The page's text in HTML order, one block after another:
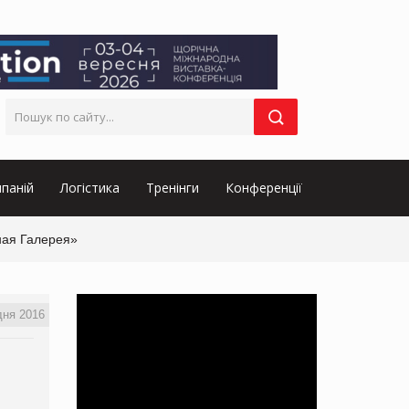
Логістика Тренінги Конференції
Галерея»
2016